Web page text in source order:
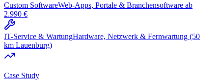
Custom SoftwareWeb-Apps, Portale & Branchensoftware ab
2.990 €
IT-Service & WartungHardware, Netzwerk & Fernwartung (50
km Lauenburg)
Case Study